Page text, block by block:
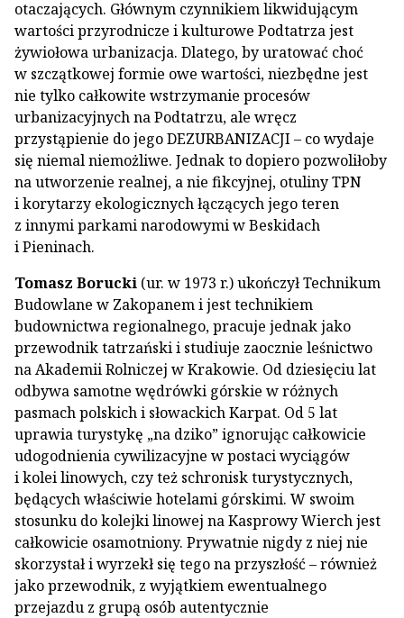
otaczających. Głównym czynnikiem likwidującym
wartości przyrodnicze i kulturowe Podtatrza jest
żywiołowa urbanizacja. Dlatego, by uratować choć
w szczątkowej formie owe wartości, niezbędne jest
nie tylko całkowite wstrzymanie procesów
urbanizacyjnych na Podtatrzu, ale wręcz
przystąpienie do jego DEZURBANIZACJI – co wydaje
się niemal niemożliwe. Jednak to dopiero pozwoliłoby
na utworzenie realnej, a nie fikcyjnej, otuliny TPN
i korytarzy ekologicznych łączących jego teren
z innymi parkami narodowymi w Beskidach
i Pieninach.
Tomasz Borucki (ur. w 1973 r.) ukończył Technikum
Budowlane w Zakopanem i jest technikiem
budownictwa regionalnego, pracuje jednak jako
przewodnik tatrzański i studiuje zaocznie leśnictwo
na Akademii Rolniczej w Krakowie. Od dziesięciu lat
odbywa samotne wędrówki górskie w różnych
pasmach polskich i słowackich Karpat. Od 5 lat
uprawia turystykę „na dziko” ignorując całkowicie
udogodnienia cywilizacyjne w postaci wyciągów
i kolei linowych, czy też schronisk turystycznych,
będących właściwie hotelami górskimi. W swoim
stosunku do kolejki linowej na Kasprowy Wierch jest
całkowicie osamotniony. Prywatnie nigdy z niej nie
skorzystał i wyrzekł się tego na przyszłość – również
jako przewodnik, z wyjątkiem ewentualnego
przejazdu z grupą osób autentycznie